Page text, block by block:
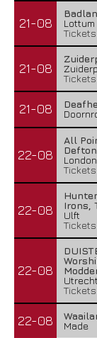
21-08
Lottum
Tickets
21-08
Tickets
21-08
22-08
All
London
Tickets
22-08
Irons,
Ulft
Tickets
22-08
Utrecht
Tickets
22-08
Made